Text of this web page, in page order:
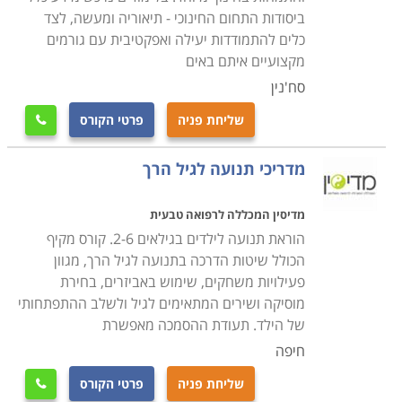
בצפון ועד לאוניברסיטת בן גוריון בנגב.
ביסודות התחום החינוכי - תיאוריה ומעשה, לצד
כלים להתמודדות יעילה ואפקטיבית עם גורמים
מקצועיים איתם באים
סח'נין
שליחת פניה פרטי הקורס 
מדריכי תנועה לגיל הרך
מדיסין המכללה לרפואה טבעית
הוראת תנועה לילדים בגילאים 2-6. קורס מקיף
הכולל שיטות הדרכה בתנועה לגיל הרך, מגוון
פעילויות משחקים, שימוש באביזרים, בחירת
מוסיקה ושירים המתאימים לגיל ולשלב ההתפתחותי
של הילד. תעודת ההסמכה מאפשרת
חיפה
שליחת פניה פרטי הקורס 